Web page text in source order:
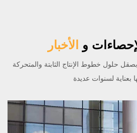
و الأخبار
حلول خطوط الإنتاج الثابتة والمتحركة